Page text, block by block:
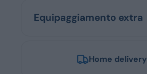
Equipaggiamento extra
Home delivery